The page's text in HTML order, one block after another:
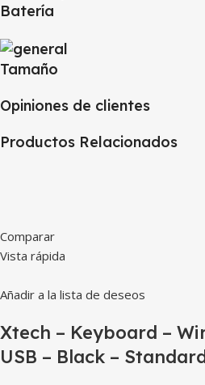
Batería
Tamaño
Opiniones de clientes
Productos Relacionados
Comparar
Vista rápida
Añadir a la lista de deseos
Xtech – Keyboard –
USB – Black –